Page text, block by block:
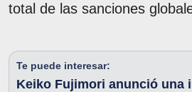
total de las sanciones
Te puede interesar:
Keiko Fujimori anunció una